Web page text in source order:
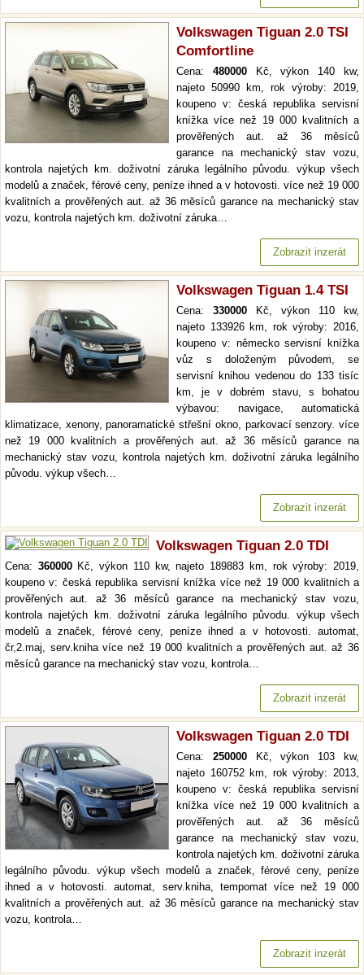
Volkswagen Tiguan 2.0 TSI
Comfortline
Cena: 480000Kč, výkon 140 kw,
najeto 50990 km, rok výroby: 2019,
koupeno v: česká republika servisní
knížka více než 19 000 kvalitních a
prověřených aut. až 36 měsíců
garance na mechanický stav vozu,
kontrola najetých km. doživotní záruka legálního původu. výkup všech
modelů a značek, férové ceny, peníze ihned a v hotovosti. více než 19 000
kvalitních a prověřených aut. až 36 měsíců garance na mechanický stav
vozu, kontrola najetých km. doživotní záruka…
Zobrazit inzerát
Volkswagen Tiguan 1.4 TSI
Cena: 330000 Kč, výkon 110 kw,
najeto 133926 km, rok výroby: 2016,
koupeno v: německo servisní knížka
vůz s doloženým původem, se
servisní knihou vedenou do 133 tisíc
km, je v dobrém stavu, s bohatou
výbavou: navigace, automatická
klimatizace, xenony, panoramatické střešní okno, parkovací senzory. více
než 19 000 kvalitních a prověřených aut. až 36 měsíců garance na
mechanický stav vozu, kontrola najetých km. doživotní záruka legálního
původu. výkup všech…
Zobrazit inzerát
Volkswagen Tiguan 2.0 TDI
Cena: 360000Kč, výkon 110 kw, najeto 189883 km, rok výroby: 2019,
koupeno v: česká republika servisní knížka více než 19 000 kvalitních a
prověřených aut. až 36 měsíců garance na mechanický stav vozu,
kontrola najetých km. doživotní záruka legálního původu. výkup všech
modelů a značek, férové ceny, peníze ihned a v hotovosti. automat,
čr,2.maj, serv.kniha více než 19 000 kvalitních a prověřených aut. až 36
měsíců garance na mechanický stav vozu, kontrola…
Zobrazit inzerát
Volkswagen Tiguan 2.0 TDI
Cena: 250000Kč, výkon 103 kw,
najeto 160752 km, rok výroby: 2013,
koupeno v: česká republika servisní
knížka více než 19 000 kvalitních a
prověřených aut. až 36 měsíců
garance na mechanický stav vozu,
kontrola najetých km. doživotní záruka
legálního původu. výkup všech modelů a značek, férové ceny, peníze
ihned a v hotovosti. automat, serv.kniha, tempomat více než 19 000
kvalitních a prověřených aut. až 36 měsíců garance na mechanický stav
vozu, kontrola…
Zobrazit inzerát